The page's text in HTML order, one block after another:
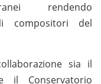
rendendo
compositori del
sia il
il Conservatorio